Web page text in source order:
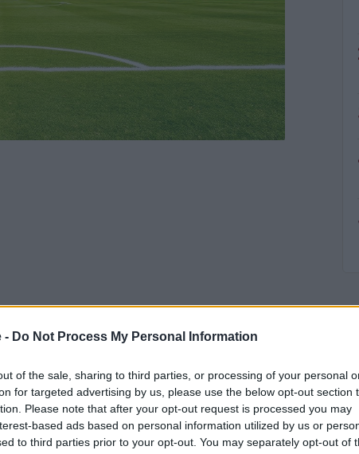
- Do Not Process My Personal Information
of the sale, sharing to third parties, or processing of your personal
for targeted advertising by us, please use the below opt-out section
Please note that after your opt-out request is processed you may
based ads based on personal information utilized by us or
to third parties prior to your opt-out. You may separately opt-out of